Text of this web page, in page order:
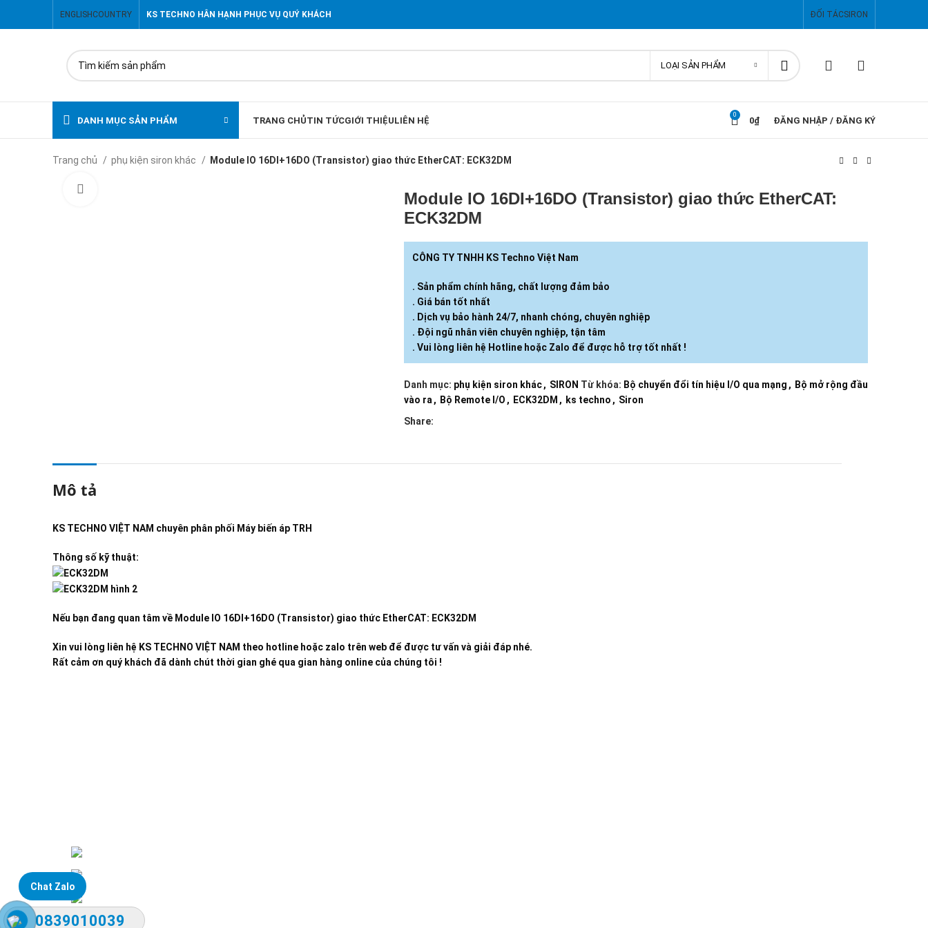
ENGLISH COUNTRY KS TECHNO HÂN HẠNH PHỤC VỤ QUÝ KHÁCH ĐỐI TÁCSIRON
LOẠI SẢN PHẨM
DANH MỤC SẢN PHẨM TRANG CHỦTIN TỨCGIỚI THIỆULIÊN HỆ
0
0₫ ĐĂNG NHẬP / ĐĂNG KÝ
Trang chủ phụ kiện siron khác Module IO 16DI+16DO (Transistor) giao thức EtherCAT: ECK32DM
Module IO 16DI+16DO (Transistor) giao thức EtherCAT:
ECK32DM
CÔNG TY TNHH KS Techno Việt Nam
. Sản phẩm chính hãng, chất lượng đảm bảo
. Giá bán tốt nhất
. Dịch vụ bảo hành 24/7, nhanh chóng, chuyên nghiệp
. Đội ngũ nhân viên chuyên nghiệp, tận tâm
. Vui lòng liên hệ Hotline hoặc Zalo để được hỗ trợ tốt nhất !
Danh mục: phụ kiện siron khác, SIRON Từ khóa: Bộ chuyển đổi tín hiệu I/O qua mạng , Bộ mở rộng đầu
vào ra , Bộ Remote I/O , ECK32DM , ks techno , Siron
Share:
Mô tả
KS TECHNO VIỆT NAM chuyên phân phối Máy biến áp TRH
Thông số kỹ thuật:
Nếu bạn đang quan tâm về Module IO 16DI+16DO (Transistor) giao thức EtherCAT: ECK32DM
Xin vui lòng liên hệ KS TECHNO VIỆT NAM theo hotline hoặc zalo trên web để được tư vấn và giải đáp nhé.
Rất cảm ơn quý khách đã dành chút thời gian ghé qua gian hàng online của chúng tôi !
Chat Zalo
0839010039